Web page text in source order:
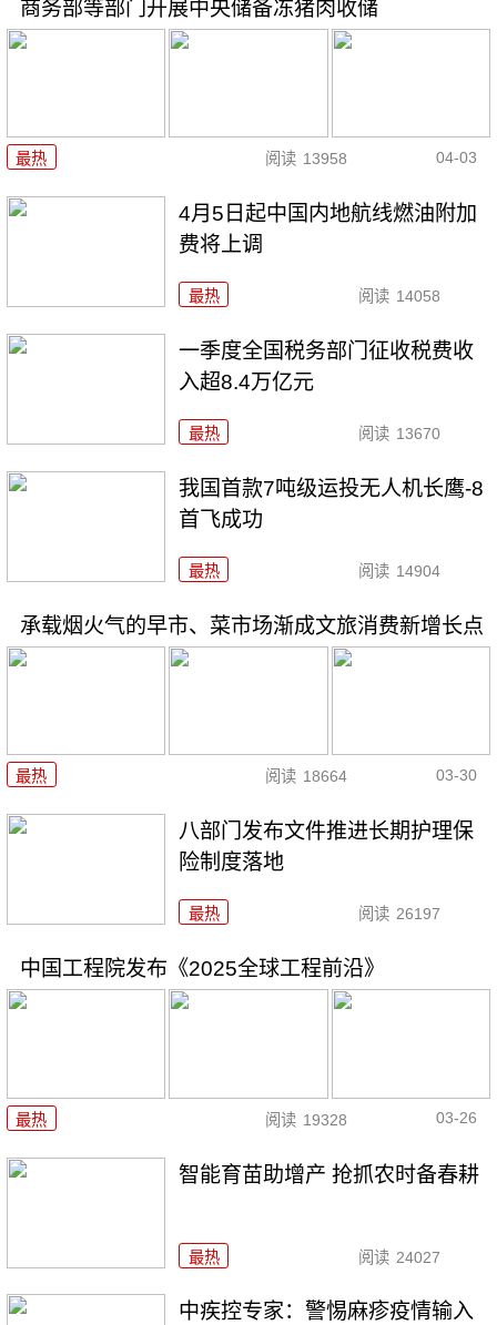
商务部等部门开展中央储备冻猪肉收储
最热 阅读 13958 04-03
4月5日起中国内地航线燃油附加
费将上调
最热 阅读 14058
一季度全国税务部门征收税费收
入超8.4万亿元
最热 阅读 13670
我国首款7吨级运投无人机长鹰-8
首飞成功
最热 阅读 14904
承载烟火气的早市、菜市场渐成文旅消费新增长点
最热 阅读 18664 03-30
八部门发布文件推进长期护理保
险制度落地
最热 阅读 26197
中国工程院发布《2025全球工程前沿》
最热 阅读 19328 03-26
智能育苗助增产 抢抓农时备春耕
最热 阅读 24027
中疾控专家：警惕麻疹疫情输入